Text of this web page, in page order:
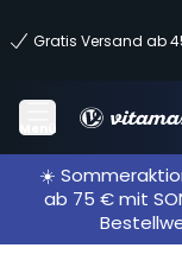
Gratis Versand ab
Menü
☀️
ab 75 € mit